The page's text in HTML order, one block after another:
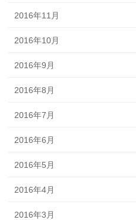
2016年11月
2016年10月
2016年9月
2016年8月
2016年7月
2016年6月
2016年5月
2016年4月
2016年3月